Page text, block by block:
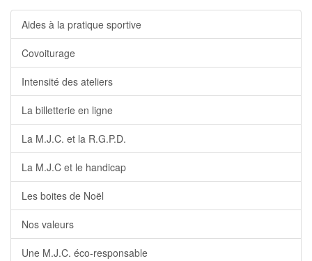
Aides à la pratique sportive
Covoiturage
Intensité des ateliers
La billetterie en ligne
La M.J.C. et la R.G.P.D.
La M.J.C et le handicap
Les boites de Noël
Nos valeurs
Une M.J.C. éco-responsable